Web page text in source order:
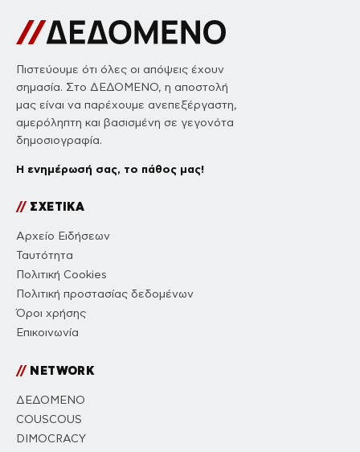
Πιστεύουμε ότι όλες οι απόψεις έχουν
σημασία. Στο ΔΕΔΟΜΕΝΟ, η αποστολή
μας είναι να παρέχουμε ανεπεξέργαστη,
αμερόληπτη και βασισμένη σε γεγονότα
δημοσιογραφία.
Η ενημέρωσή σας, το πάθος μας!
//ΣΧΕΤΙΚΑ
Αρχείο Ειδήσεων
Ταυτότητα
Πολιτική Cookies
Πολιτική προστασίας δεδομένων
Όροι χρήσης
Επικοινωνία
//NETWORK
ΔΕΔΟΜΕΝΟ
COUSCOUS
DIMOCRACY